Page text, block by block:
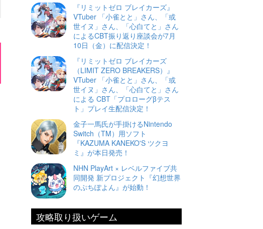
『リミットゼロ ブレイカーズ』
VTuber 「小雀とと」さん、「或
世イヌ」さん、「心白てと」さん
によるCBT振り返り座談会が7月
10日（金）に配信決定！
『リミットゼロ ブレイカーズ
（LIMIT ZERO BREAKERS）』
VTuber 「小雀とと」さん、「或
世イヌ」さん、「心白てと」さん
による CBT「プロローグβテス
ト」プレイ生配信決定！
金子一馬氏が手掛けるNintendo
Switch（TM）用ソフト
『KAZUMA KANEKO'S ツクヨ
ミ』が本日発売！
NHN PlayArt × レベルファイブ共
同開発 新プロジェクト『幻想世界
のぷちぽよん』が始動！
攻略取り扱いゲーム